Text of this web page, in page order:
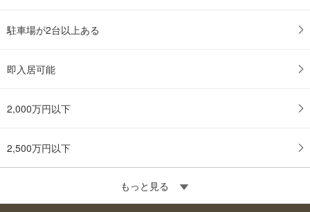
駐車場が2台以上ある
即入居可能
2,000万円以下
2,500万円以下
もっと見る